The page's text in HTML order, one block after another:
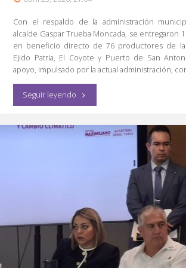
en
Colón"
Con el respaldo de la administración
alcalde Gaspar Trueba Moncada, se entregaron
en beneficio directo de 76 productores de
Ejido Patria, El Coyote y Puerto de San
apoyo, impulsado por la actual administración,
Seguir leyendo"Refuerza
más
Campo"